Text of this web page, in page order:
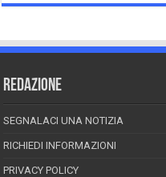
REDAZIONE
SEGNALACI UNA NOTIZIA
RICHIEDI INFORMAZIONI
PRIVACY POLICY